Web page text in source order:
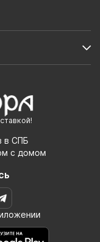
в СПБ
с домом